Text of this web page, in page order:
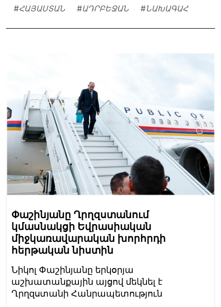
#ՀԱՅԱՍՏԱՆ #ԱԴՐԲԵՋԱՆ #ՆԱԽԱԳԱՀ
Փաշինյանը Ղրղզստանում
կմասնակցի Եվրասիական
միջկառավարական խորհրդի
հերթական նիստին
Նիկոլ Փաշինյանը երկօրյա
աշխատանքային այցով մեկնել է
Ղրղզստանի Հանրապետություն